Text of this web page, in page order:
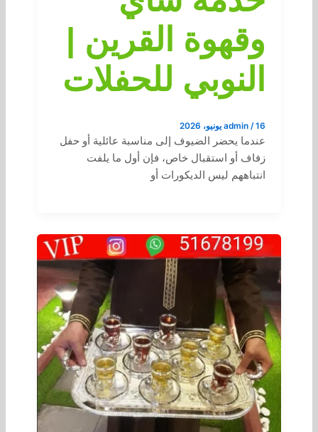
وقهوة القرين |
النوبي للحفلات
admin /16 يونيو، 2026
عندما يحضر الضيوف إلى مناسبة عائلية أو حفل
زفاف أو استقبال خاص، فإن أول ما يلفت
انتباههم ليس الديكورات أو